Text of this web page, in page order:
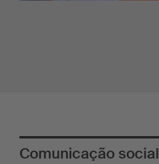
Comunicação social